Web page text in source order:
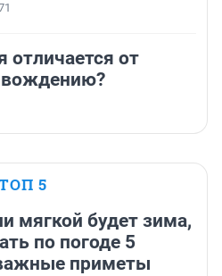
отличается от
5
мягкой будет зима,
по погоде 5
приметы